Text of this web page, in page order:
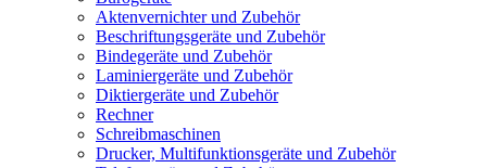
Aktenvernichter und Zubehör
Beschriftungsgeräte und Zubehör
Bindegeräte und Zubehör
Laminiergeräte und Zubehör
Diktiergeräte und Zubehör
Rechner
Schreibmaschinen
Drucker, Multifunktionsgeräte und Zubehör